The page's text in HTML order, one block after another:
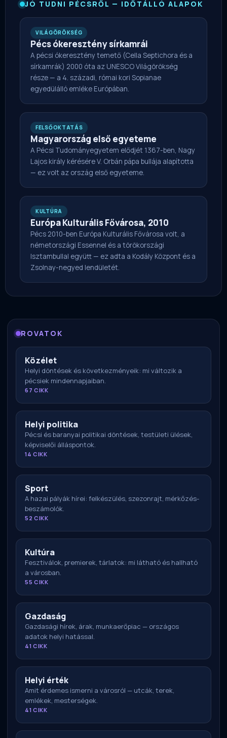
JÓ TUDNI PÉCSRŐL — IDŐTÁLLÓ ALAPOK
VILÁGÖRÖKSÉG
Pécs ókeresztény sírkamrái
A pécsi ókeresztény temető (Cella Septichora és a
sírkamrák) 2000 óta az UNESCO Világörökség
része — a 4. századi, római kori Sopianae
egyedülálló emléke Európában.
FELSŐOKTATÁS
Magyarország első egyeteme
A Pécsi Tudományegyetem elődjét 1367-ben, Nagy
Lajos király kérésére V. Orbán pápa bullája alapította
— ez volt az ország első egyeteme.
KULTÚRA
Európa Kulturális Fővárosa, 2010
Pécs 2010-ben Európa Kulturális Fővárosa volt, a
németországi Essennel és a törökországi
Isztambullal együtt — ez adta a Kodály Központ és a
Zsolnay-negyed lendületét.
ROVATOK
Közélet
Helyi döntések és következményeik: mi változik a
pécsiek mindennapjaiban.
67 CIKK
Helyi politika
Pécsi és baranyai politikai döntések, testületi ülések,
képviselői álláspontok.
14 CIKK
Sport
A hazai pályák hírei: felkészülés, szezonrajt, mérkőzés-
beszámolók.
52 CIKK
Kultúra
Fesztiválok, premierek, tárlatok: mi látható és hallható
a városban.
55 CIKK
Gazdaság
Gazdasági hírek, árak, munkaerőpiac — országos
adatok helyi hatással.
41 CIKK
Helyi érték
Amit érdemes ismerni a városról — utcák, terek,
emlékek, mesterségek.
41 CIKK